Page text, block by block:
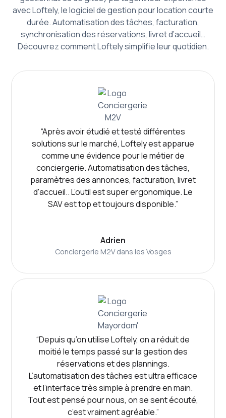
avec Loftely, le logiciel de gestion pour location courte
durée. Automatisation des tâches, facturation,
synchronisation des réservations, livret d’accueil…
Découvrez comment Loftely simplifie leur quotidien.
“Après avoir étudié et testé différentes
solutions sur le marché, Loftely est apparue
comme une évidence pour le métier de
conciergerie. Automatisation des tâches,
paramètres des annonces, facturation, livret
d'accueil.. L’outil est super ergonomique. Le
SAV est top et toujours disponible.”
Adrien
Conciergerie M2V dans les Vosges
“Depuis qu’on utilise Loftely, on a réduit de
moitié le temps passé sur la gestion des
réservations et des plannings.
L’automatisation des tâches est ultra efficace
et l’interface très simple à prendre en main.
Tout est pensé pour nous, on se sent écouté,
c’est vraiment agréable.”